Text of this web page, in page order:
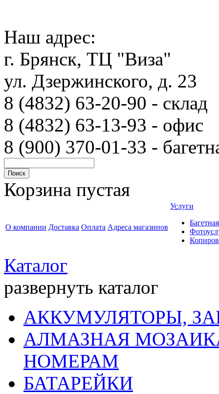
Наш адрес:
г. Брянск, ТЦ "Виза"
ул. Дзержинского, д. 23
8 (4832) 63-20-90 -
8 (4832) 63-13-93 - офис
8 (900) 370-01-33 -
Корзина пустая
О компании Доставка Оплата Адреса магазинов
Услуги
Каталог
развернуть каталог
АККУМУЛЯТОРЫ,
АЛМАЗНАЯ
НОМЕРАМ
БАТАРЕЙКИ